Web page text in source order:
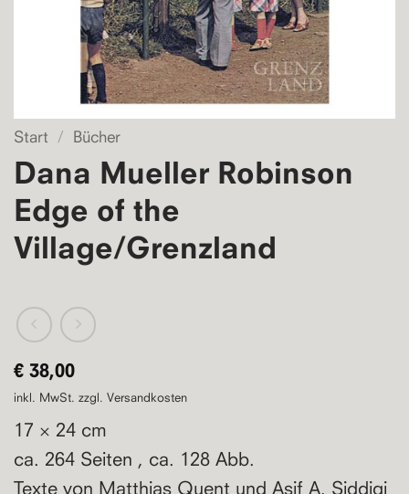
Start / Bücher
Dana Mueller Robinson
Edge of the
Village/Grenzland
€ 38,00
inkl. MwSt. zzgl. Versandkosten
17 × 24 cm
ca. 264 Seiten , ca. 128 Abb.
Texte von Matthias Quent und Asif A. Siddiqi